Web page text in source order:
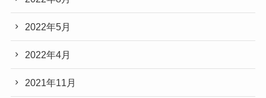
2022年5月
2022年4月
2021年11月